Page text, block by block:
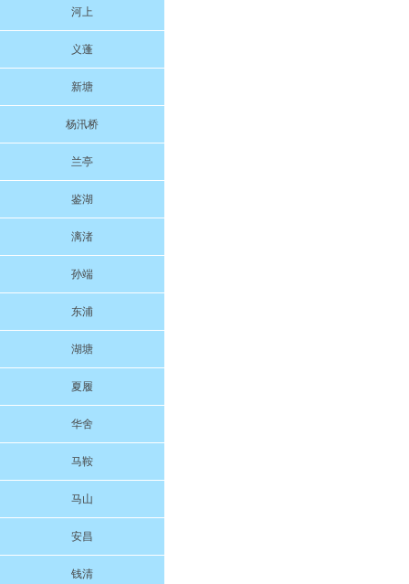
河上
义蓬
新塘
杨汛桥
兰亭
鉴湖
漓渚
孙端
东浦
湖塘
夏履
华舍
马鞍
马山
安昌
钱清